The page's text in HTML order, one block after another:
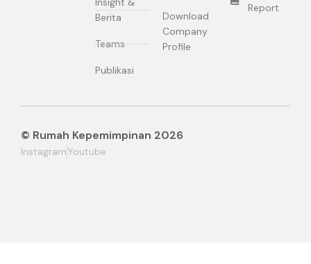
Berita
Teams
Publikasi
Download
Company
Profile
Report
© Rumah Kepemimpinan 2026
InstagramYoutube